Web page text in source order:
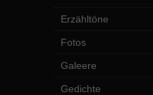
Erzähltöne
Fotos
Galeere
Gedichte